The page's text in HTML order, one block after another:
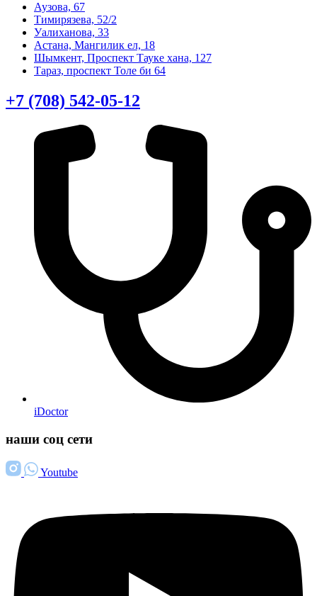
Аузова, 67
Тимирязева, 52/2
Уалиханова, 33
Астана, Мангилик ел, 18
Шымкент, Проспект Тауке хана, 127
Тараз, проспект Толе би 64
+7 (708) 542-05-12
iDoctor
наши соц сети
Youtube